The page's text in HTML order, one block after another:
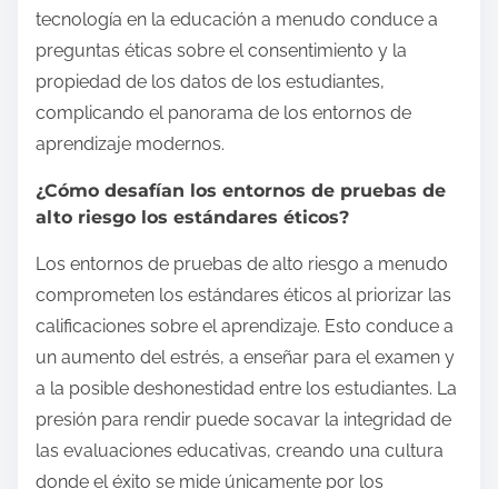
tecnología en la educación a menudo conduce a
preguntas éticas sobre el consentimiento y la
propiedad de los datos de los estudiantes,
complicando el panorama de los entornos de
aprendizaje modernos.
¿Cómo desafían los entornos de pruebas de
alto riesgo los estándares éticos?
Los entornos de pruebas de alto riesgo a menudo
comprometen los estándares éticos al priorizar las
calificaciones sobre el aprendizaje. Esto conduce a
un aumento del estrés, a enseñar para el examen y
a la posible deshonestidad entre los estudiantes. La
presión para rendir puede socavar la integridad de
las evaluaciones educativas, creando una cultura
donde el éxito se mide únicamente por los